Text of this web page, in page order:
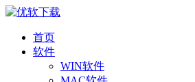
首页
软件
WIN软件